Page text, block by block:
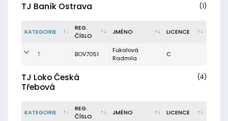
TJ Baník Ostrava (1)
KATEGORIE
REG.
ČÍSLO
JMÉNO LICENCE
T BOV7051
Fukalová
Radmila
C
TJ Loko Česká
Třebová
(4)
KATEGORIE
REG.
ČÍSLO
JMÉNO LICENCE